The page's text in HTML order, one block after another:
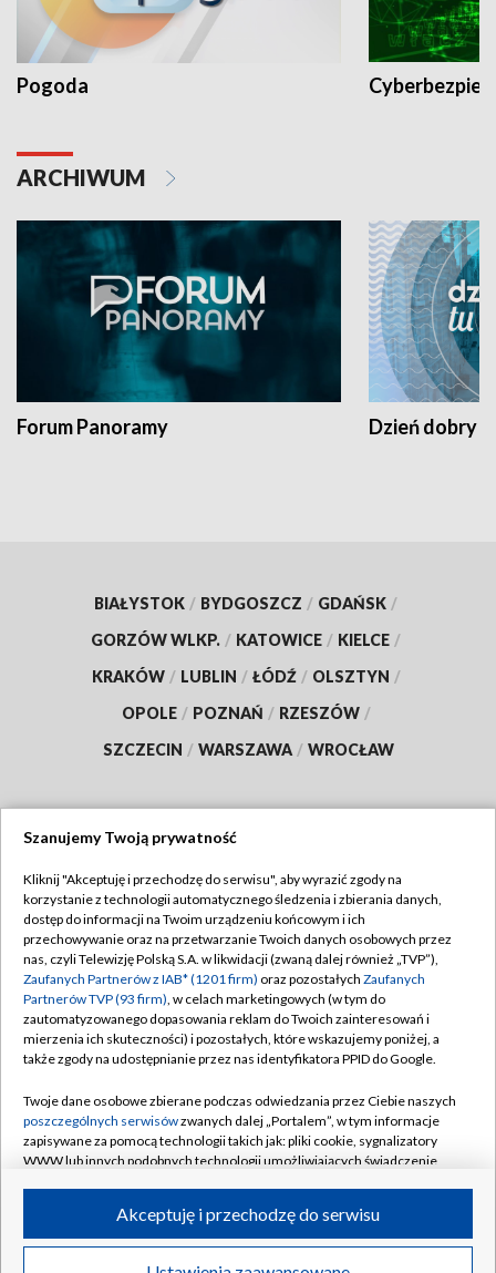
Pogoda
ARCHIWUM
Forum Panoramy Dzień dobry
BIAŁYSTOK / BYDGOSZCZ / GDAŃSK /
GORZÓW WLKP. / KATOWICE / KIELCE /
KRAKÓW / LUBLIN / ŁÓDŹ / OLSZTYN /
OPOLE / POZNAŃ / RZESZÓW /
SZCZECIN / WARSZAWA / WROCŁAW
TVP
Abonament TVP
Emisja w TVP
Centrum informacji TVP
Naziemna Telewizja Cyfrowa
Rada Programowa
System NOS
Informacje o nadawcy
Program dla prasy
Regulamin TVP
Polityka prywatności
Moje zgody
Pomoc
Kontakt
Kanały
©2026 Telewizja Polska S.A. w likwidacji
Szanujemy Twoją prywatność
Kliknij "Akceptuję i przechodzę do serwisu", aby wyrazić zgody na
korzystanie z technologii automatycznego śledzenia i zbierania danych,
dostęp do informacji na Twoim urządzeniu końcowym i ich
przechowywanie oraz na przetwarzanie Twoich danych osobowych przez
nas, czyli Telewizję Polską S.A. w likwidacji (zwaną dalej również „TVP”),
Zaufanych Partnerów z IAB* (1201 firm) oraz pozostałych Zaufanych
Partnerów TVP (93 firm), w celach marketingowych (w tym do
zautomatyzowanego dopasowania reklam do Twoich zainteresowań i
mierzenia ich skuteczności) i pozostałych, które wskazujemy poniżej, a
także zgody na udostępnianie przez nas identyfikatora PPID do Google.
Twoje dane osobowe zbierane podczas odwiedzania przez Ciebie naszych
poszczególnych serwisówzwanych dalej „Portalem”, w tym informacje
zapisywane za pomocą technologii takich jak: pliki cookie, sygnalizatory
WWW lub innych podobnych technologii umożliwiających świadczenie
ruchu w Internecie.
Twoje dane osobowe zbierane podczas odwiedzania przez Ciebie
Akceptuję i przechodzę do serwisu